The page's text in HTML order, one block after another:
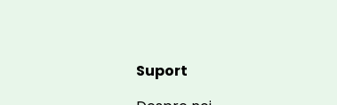
Suport